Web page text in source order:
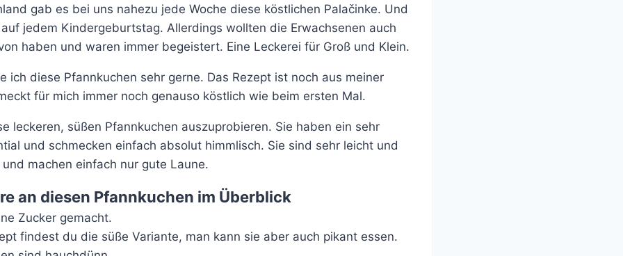
gab es bei uns nahezu jede Woche diese köstlichen Palačinke. Und
jedem Kindergeburtstag. Allerdings wollten die Erwachsenen auch
haben und waren immer begeistert. Eine Leckerei für Groß und Klein.
ich diese Pfannkuchen sehr gerne. Das Rezept ist noch aus meiner
für mich immer noch genauso köstlich wie beim ersten Mal.
leckeren, süßen Pfannkuchen auszuprobieren. Sie haben ein sehr
und schmecken einfach absolut himmlisch. Sie sind sehr leicht und
machen einfach nur gute Laune.
an diesen Pfannkuchen im Überblick
Zucker gemacht.
findest du die süße Variante, man kann sie aber auch pikant essen.